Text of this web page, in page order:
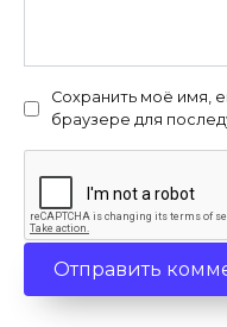
Сохранить моё имя,
браузере для